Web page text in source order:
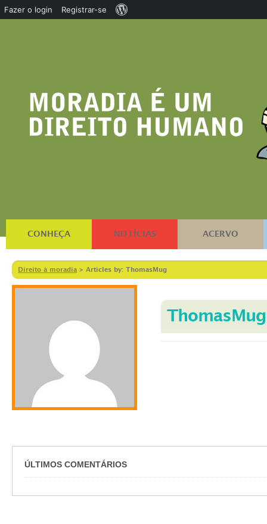
CONHEÇA NOTÍCIAS ACERVO
Direito à moradia > Articles by: ThomasMug
ThomasMug
ÚLTIMOS COMENTÁRIOS
Fazer o login Registrar-se